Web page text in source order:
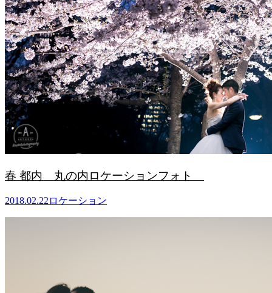
春 都内 丸の内ロケーションフォト
2018.02.22 ロケーション